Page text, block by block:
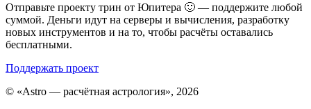
Отправьте проекту трин от Юпитера 🙂 — поддержите любой
суммой. Деньги идут на серверы и вычисления, разработку
новых инструментов и на то, чтобы расчёты оставались
бесплатными.
Поддержать проект
© «Astro — расчётная астрология», 2026